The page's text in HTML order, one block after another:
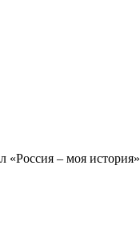
«Россия – моя история»